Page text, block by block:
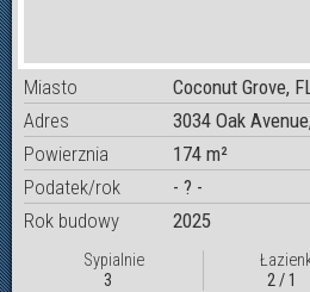
Miasto
Coconut Grove,
Adres
3034 Oak
Powierznia
174 m²
Podatek/rok
- ? -
Rok budowy
2025
Sypialnie
3
2 / 1